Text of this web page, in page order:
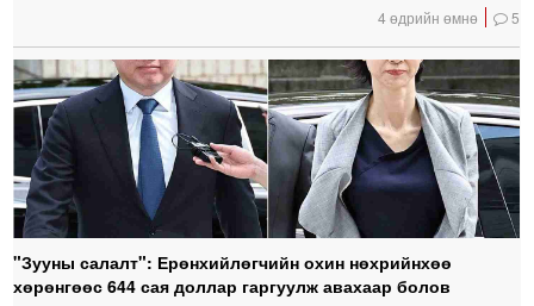
4 өдрийн өмнө 5
"Зууны салалт": Ерөнхийлөгчийн охин нөхрийнхөө
хөрөнгөөс 644 сая доллар гаргуулж авахаар болов